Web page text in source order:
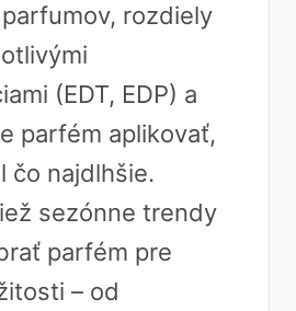
rozdiely
(EDT, EDP) a
parfém aplikovať,
čo najdlhšie.
sezónne trendy
parfém pre
– od